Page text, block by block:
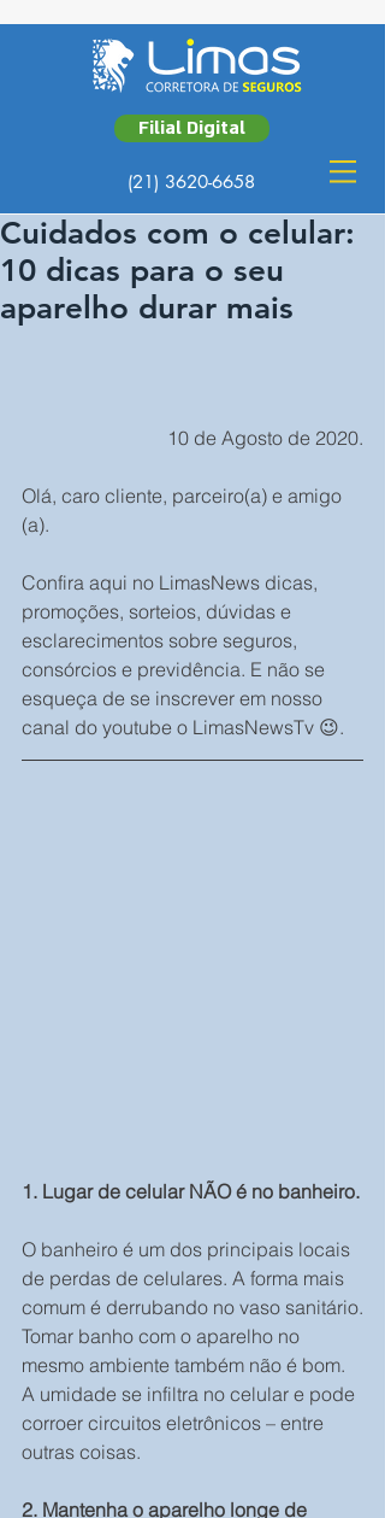
Filial Digital
(21) 3620-6658
Cuidados com o celular:
10 dicas para o seu
aparelho durar mais
10 de Agosto de 2020.
Olá, caro cliente, parceiro(a) e amigo
(a).
Confira aqui no LimasNews dicas,
promoções, sorteios, dúvidas e
esclarecimentos sobre seguros,
consórcios e previdência. E não se
esqueça de se inscrever em nosso
canal do youtube o LimasNewsTv 😉.
1. Lugar de celular NÃO é no banheiro.
O banheiro é um dos principais locais
de perdas de celulares. A forma mais
comum é derrubando no vaso sanitário.
Tomar banho com o aparelho no
mesmo ambiente também não é bom.
A umidade se infiltra no celular e pode
corroer circuitos eletrônicos – entre
outras coisas.
2. Mantenha o aparelho longe de